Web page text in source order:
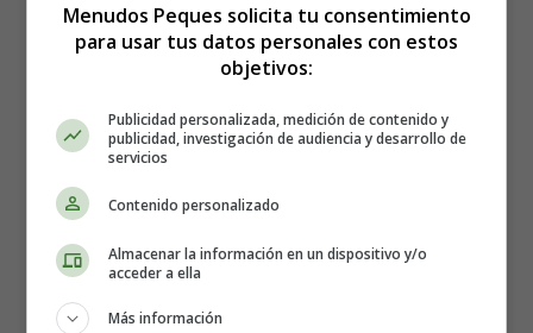
Grafomotricidad
Trazos Horizontales - Caracoles
Trazos Horizontales -
Caracoles
Recursos Educativos -
Menudos Peques solicita tu consentimiento
para usar tus datos personales con estos
objetivos:
Publicidad personalizada, medición de contenido y
publicidad, investigación de audiencia y desarrollo de
servicios
Contenido personalizado
Almacenar la información en un dispositivo y/o
acceder a ella
Más información